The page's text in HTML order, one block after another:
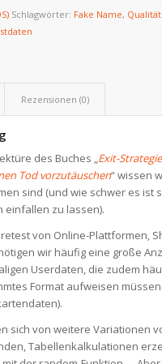
Schlagwörter: Fake Name,
Rezensionen (0)
des Buches „Exit-
Tod vorzutäuschen“ wissen
sind (und wie schwer es ist
einfallen zu lassen).
von Online-Plattformen,
wir häufig eine große
Userdaten, die zudem
Format aufweisen
sich von weitere Variationen
Tabellenkalkulationen